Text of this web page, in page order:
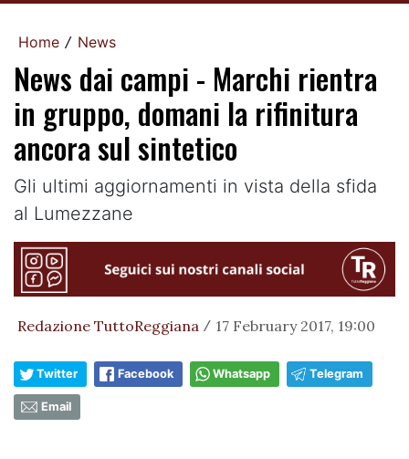
Home / News
News dai campi - Marchi rientra
in gruppo, domani la rifinitura
ancora sul sintetico
Gli ultimi aggiornamenti in vista della sfida
al Lumezzane
Redazione TuttoReggiana / 17 February 2017, 19:00
Twitter Facebook Whatsapp Telegram
Email